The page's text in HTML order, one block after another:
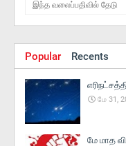
Popular Recents
மே 31,
மே மாத